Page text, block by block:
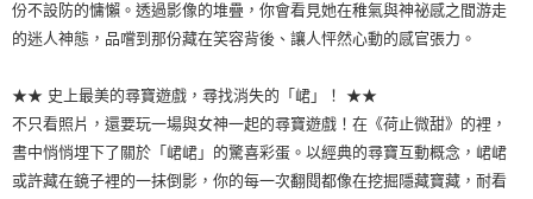
份不設防的慵懶。透過影像的堆疊，你會看見她在稚氣與神祕感之間游走
的迷人神態，品嚐到那份藏在笑容背後、讓人怦然心動的感官張力。
★★ 史上最美的尋寶遊戲，尋找消失的「峮」！ ★★
不只看照片，還要玩一場與女神一起的尋寶遊戲！在《荷止微甜》的裡，
書中悄悄埋下了關於「峮峮」的驚喜彩蛋。以經典的尋寶互動概念，峮峮
或許藏在鏡子裡的一抹倒影，你的每一次翻閱都像在挖掘隱藏寶藏，耐看